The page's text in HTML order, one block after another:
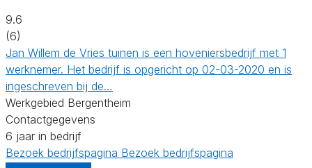
9.6
(6)
Jan Willem de Vries tuinen is een hoveniersbedrijf met 1
werknemer. Het bedrijf is opgericht op 02-03-2020 en is
ingeschreven bij de…
Werkgebied Bergentheim
Contactgegevens
6 jaar in bedrijf
Bezoek bedrijfspagina Bezoek bedrijfspagina